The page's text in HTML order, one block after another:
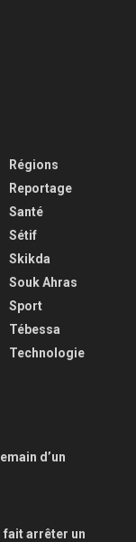
Régions
Reportage
Santé
Sétif
Skikda
Souk Ahras
Sport
Tébessa
Technologie
d’un
fait arrêter un